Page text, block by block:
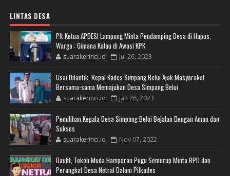
LINTAS DESA
Plt Ketua APDESI Lampung Minta Pendamping Desa di Hapus,
Warga : Gimana Kalau di Awasi KPK
suarakerinci.id Jul 26, 2023
Usai Dilantik, Repal Kades Simpang Belui Ajak Masyarakat
Bersama-sama Memajukan Desa Simpang Belui
suarakerinci.id Jan 26, 2023
Pemilihan Kepala Desa Simpang Belui Bejalan Dengan Aman dan
Sukses
suarakerinci.id Nov 07, 2022
Daufit, Tokoh Muda Hamparan Pugu Semurup Minta BPD dan
Perangkat Desa Netral Dalam Pilkades